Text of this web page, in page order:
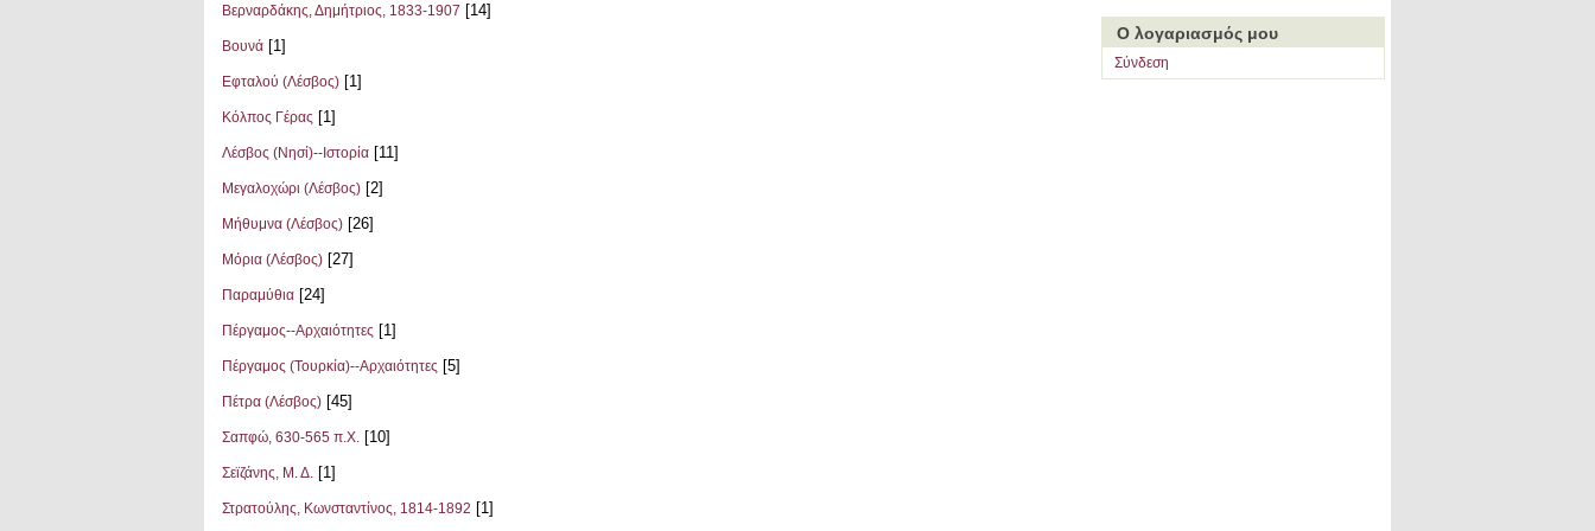
Βερναρδάκης, Δημήτριος, 1833-1907 [14]
Βουνά [1]
Εφταλού (Λέσβος) [1]
Κόλπος Γέρας [1]
Λέσβος (Νησί)--Ιστορία [11]
Μεγαλοχώρι (Λέσβος) [2]
Μήθυμνα (Λέσβος) [26]
Μόρια (Λέσβος) [27]
Παραμύθια [24]
Πέργαμος--Αρχαιότητες [1]
Πέργαμος (Τουρκία)--Αρχαιότητες [5]
Πέτρα (Λέσβος) [45]
Σαπφώ, 630-565 π.Χ. [10]
Σεϊζάνης, Μ. Δ. [1]
Στρατούλης, Κωνσταντίνος, 1814-1892 [1]
Ο λογαριασμός μου
Σύνδεση